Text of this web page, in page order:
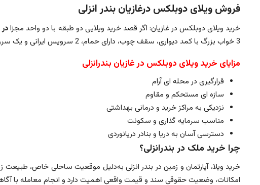
فروش ویلای دوبلکس درغازیان بندر انزلی
خرید ویلای دوبلکس در غازیان: اگر قصد خرید ویلایی دو طبقه با دو واحد مجزادر
3 خواب بزرگ با کمد دیواری، سقف چوب، دارای حمام، 2 سرویس ایرانی و یک سرویس فرنگی، انباری بزرگ و 2 بالکن و پارکینگ با ظرفیت پارک 2 خودرو و درختان میوه از امتیازات دیگر این
مزایای خرید ویلای دوبلکس در غازیان بندرانزلی
قرارگیری در محله ای آرام
سازه ای مستحکم و مقاوم
نزدیکی به مراکز خرید و درمانی بهداشتی
مناسب سرمایه گذاری و سکونت
دسترسی آسان به دریا و بنادر دریانوردی
چرا خرید ملک در بندرانزلی؟
خرید ویلا، آپارتمان و زمین در بندر انزلی به‌دلیل موقعیت ساحلی خاص،
امکانات، وضعیت حقوقی سند و قیمت واقعی اهمیت دارد و انجام معامله